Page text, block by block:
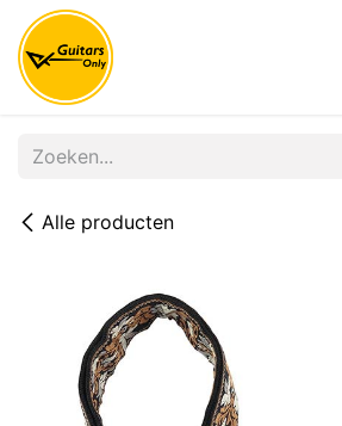
Overslaan naar inhoud
Alle producten